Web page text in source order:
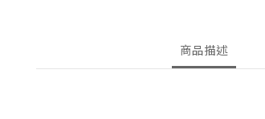
商品描述